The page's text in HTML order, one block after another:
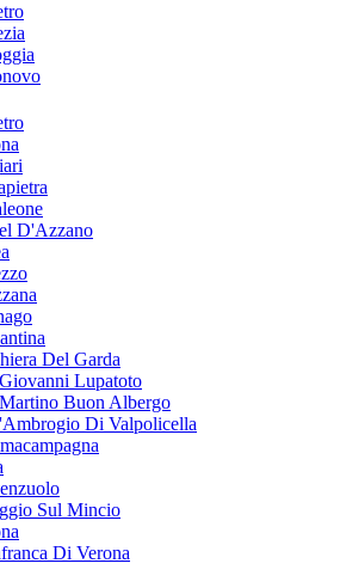
D'Azzano
Del Garda
Lupatoto
Buon Albergo
Di Valpolicella
Sul Mincio
Di Verona